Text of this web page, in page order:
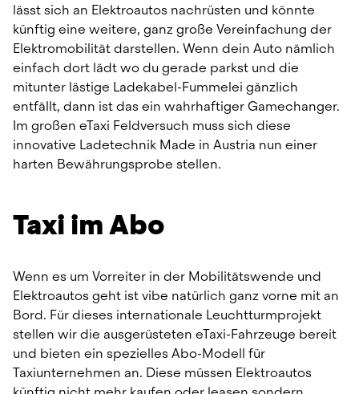
lässt sich an Elektroautos nachrüsten und könnte
künftig eine weitere, ganz große Vereinfachung der
Elektromobilität darstellen. Wenn dein Auto nämlich
einfach dort lädt wo du gerade parkst und die
mitunter lästige Ladekabel-Fummelei gänzlich
entfällt, dann ist das ein wahrhaftiger Gamechanger.
Im großen eTaxi Feldversuch muss sich diese
innovative Ladetechnik Made in Austria nun einer
harten Bewährungsprobe stellen.
Taxi im Abo
Wenn es um Vorreiter in der Mobilitätswende und
Elektroautos geht ist vibe natürlich ganz vorne mit an
Bord. Für dieses internationale Leuchtturmprojekt
stellen wir die ausgerüsteten eTaxi-Fahrzeuge bereit
und bieten ein spezielles Abo-Modell für
Taxiunternehmen an. Diese müssen Elektroautos